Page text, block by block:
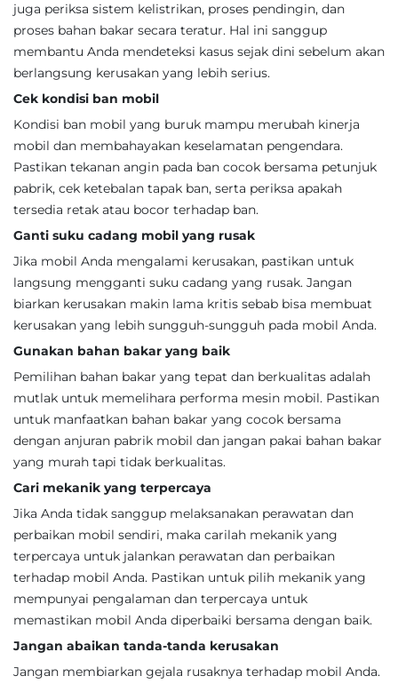
juga periksa sistem kelistrikan, proses pendingin, dan
proses bahan bakar secara teratur. Hal ini sanggup
membantu Anda mendeteksi kasus sejak dini sebelum akan
berlangsung kerusakan yang lebih serius.
Cek kondisi ban mobil
Kondisi ban mobil yang buruk mampu merubah kinerja
mobil dan membahayakan keselamatan pengendara.
Pastikan tekanan angin pada ban cocok bersama petunjuk
pabrik, cek ketebalan tapak ban, serta periksa apakah
tersedia retak atau bocor terhadap ban.
Ganti suku cadang mobil yang rusak
Jika mobil Anda mengalami kerusakan, pastikan untuk
langsung mengganti suku cadang yang rusak. Jangan
biarkan kerusakan makin lama kritis sebab bisa membuat
kerusakan yang lebih sungguh-sungguh pada mobil Anda.
Gunakan bahan bakar yang baik
Pemilihan bahan bakar yang tepat dan berkualitas adalah
mutlak untuk memelihara performa mesin mobil. Pastikan
untuk manfaatkan bahan bakar yang cocok bersama
dengan anjuran pabrik mobil dan jangan pakai bahan bakar
yang murah tapi tidak berkualitas.
Cari mekanik yang terpercaya
Jika Anda tidak sanggup melaksanakan perawatan dan
perbaikan mobil sendiri, maka carilah mekanik yang
terpercaya untuk jalankan perawatan dan perbaikan
terhadap mobil Anda. Pastikan untuk pilih mekanik yang
mempunyai pengalaman dan terpercaya untuk
memastikan mobil Anda diperbaiki bersama dengan baik.
Jangan abaikan tanda-tanda kerusakan
Jangan membiarkan gejala rusaknya terhadap mobil Anda.